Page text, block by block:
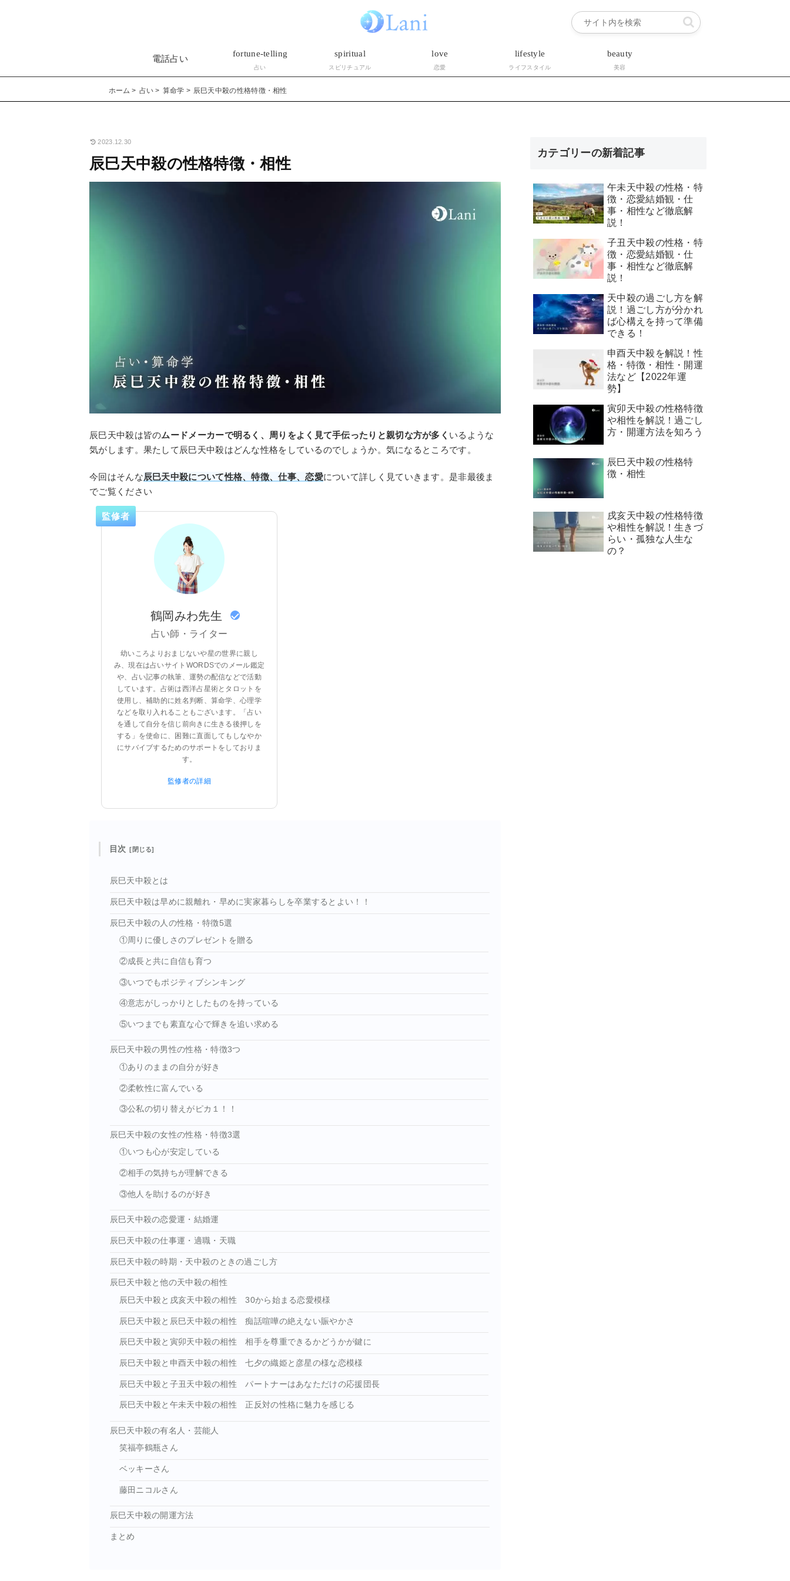
電話占い
fortune-telling
占い
spiritual
スピリチュアル
love
恋愛
lifestyle
ライフスタイル
beauty
美容
ホーム 占い 算命学 辰巳天中殺の性格特徴・相性
2023.12.30
辰巳天中殺の性格特徴・相性
辰巳天中殺は皆のムードメーカーで明るく、周りをよく見て手伝ったりと親切な方が多く いるような
気がします。果たして辰巳天中殺はどんな性格をしているのでしょうか。気になるところです。
今回はそんな辰巳天中殺について性格、特徴、仕事、恋愛について詳しく見ていきます。是非最後ま
でご覧ください
監修者
鶴岡みわ先生
占い師・ライター
幼いころよりおまじないや星の世界に親し
み、現在は占いサイトWORDSでのメール鑑定
や、占い記事の執筆、運勢の配信などで活動
しています。占術は西洋占星術とタロットを
使用し、補助的に姓名判断、算命学、心理学
などを取り入れることもございます。「占い
を通して自分を信じ前向きに生きる後押しを
する」を使命に、困難に直面してもしなやか
にサバイブするためのサポートをしておりま
す。
監修者の詳細
目次
辰巳天中殺とは
辰巳天中殺は早めに親離れ・早めに実家暮らしを卒業するとよい！！
辰巳天中殺の人の性格・特徴5選
①周りに優しさのプレゼントを贈る
②成長と共に自信も育つ
③いつでもポジティブシンキング
④意志がしっかりとしたものを持っている
⑤いつまでも素直な心で輝きを追い求める
辰巳天中殺の男性の性格・特徴3つ
①ありのままの自分が好き
②柔軟性に富んでいる
③公私の切り替えがピカ１！！
辰巳天中殺の女性の性格・特徴3選
①いつも心が安定している
②相手の気持ちが理解できる
③他人を助けるのが好き
辰巳天中殺の恋愛運・結婚運
辰巳天中殺の仕事運・適職・天職
辰巳天中殺の時期・天中殺のときの過ごし方
辰巳天中殺と他の天中殺の相性
辰巳天中殺と戌亥天中殺の相性 30から始まる恋愛模様
辰巳天中殺と辰巳天中殺の相性 痴話喧嘩の絶えない賑やかさ
辰巳天中殺と寅卯天中殺の相性 相手を尊重できるかどうかが鍵に
辰巳天中殺と申酉天中殺の相性 七夕の織姫と彦星の様な恋模様
辰巳天中殺と子丑天中殺の相性 パートナーはあなただけの応援団長
辰巳天中殺と午未天中殺の相性 正反対の性格に魅力を感じる
辰巳天中殺の有名人・芸能人
笑福亭鶴瓶さん
ベッキーさん
藤田ニコルさん
辰巳天中殺の開運方法
まとめ
カテゴリーの新着記事
午未天中殺の性格・特
徴・恋愛結婚観・仕
事・相性など徹底解
説！
子丑天中殺の性格・特
徴・恋愛結婚観・仕
事・相性など徹底解
説！
天中殺の過ごし方を解
説！過ごし方が分かれ
ば心構えを持って準備
できる！
申酉天中殺を解説！性
格・特徴・相性・開運
法など【2022年運
勢】
寅卯天中殺の性格特徴
や相性を解説！過ごし
方・開運方法を知ろう
辰巳天中殺の性格特
徴・相性
戌亥天中殺の性格特徴
や相性を解説！生きづ
らい・孤独な人生な
の？